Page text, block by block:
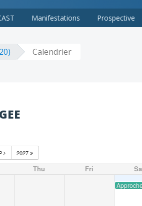
Manifestations Prospective
Calendrier
2027
Thu Fri